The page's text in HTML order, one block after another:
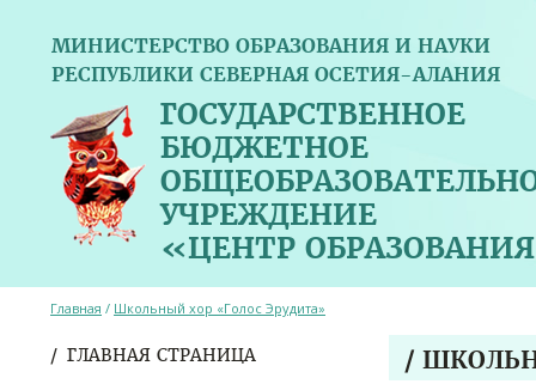
МИНИСТЕРСТВО ОБРАЗОВАНИЯ И НАУКИ
РЕСПУБЛИКИ СЕВЕРНАЯ ОСЕТИЯ-АЛАНИЯ
ГОСУДАРСТВЕННОЕ
БЮДЖЕТНОЕ
УЧРЕЖДЕНИЕ
«ЦЕНТР
ГЛАВНАЯ СТРАНИЦА
Главная / Школьный хор «Голос Эрудита»
/